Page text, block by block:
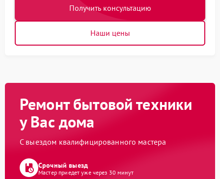
Получить консультацию
Наши цены
Ремонт бытовой техники
у Вас дома
С выездом квалифицированного мастера
Срочный выезд
Мастер приедет уже через 30 минут